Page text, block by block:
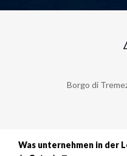
Borgo di
Was unternehmen in der